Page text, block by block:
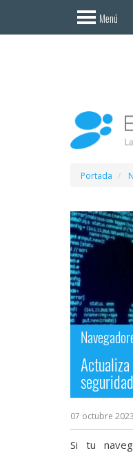
Menú
sesión /
Plataformas
Portada
07 octubre
Si tu